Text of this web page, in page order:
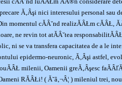
Ă‚Âşi nici interesului personal sau
momentul cĂÂ˘nd realizĂÂŁm cĂÂŁ,
ne revin tot atĂÂ˘tea
ni se va transfera capacitatea de a le
epidermo-neuronic, Ă‚Âşi astfel,
milenii, Oamenii greĂ‚Âşesc
RĂÂŁi! ( Ă˘â‚¬Â¦ ) mileniul trei,